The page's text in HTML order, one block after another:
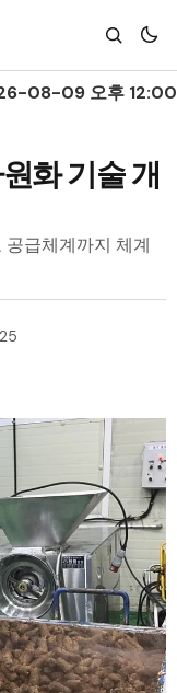
08-09 오후 12:00
화 기술 개
공급체계까지 체계